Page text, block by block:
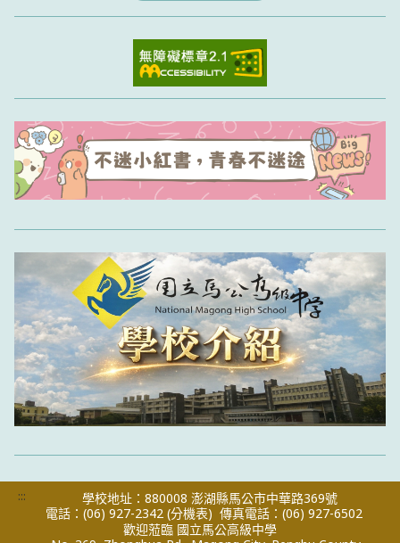
:::
學校地址：880008 澎湖縣馬公市中華路369號
電話：(06) 927-2342 (分機表) 傳真電話：(06) 927-6502
歡迎蒞臨 國立馬公高級中學